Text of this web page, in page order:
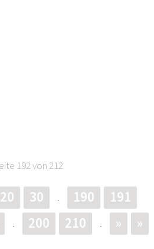
192 von 212
20 30 . 190
191
. 200 210 . » »